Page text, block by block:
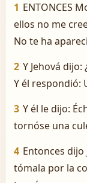
1 ENTONCES
ellos no me
No te ha
2 Y Jehová
Y él respondió:
3 Y él le dijo:
tornóse una
4 Entonces dijo
tómala por la